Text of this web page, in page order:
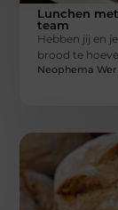
Lunchen
team
Hebben jij en
brood te
Neophema